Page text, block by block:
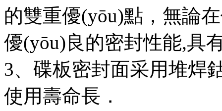
的雙重優(yōu)點，無
優(yōu)良的密封性能,具有
3、碟板密封面采用堆
使用壽命長．